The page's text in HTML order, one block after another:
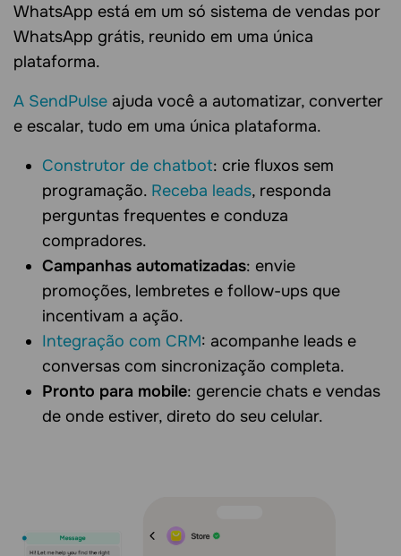
WhatsApp está em um só sistema de vendas por
WhatsApp grátis, reunido em uma única
plataforma.
A SendPulse ajuda você a automatizar, converter
e escalar, tudo em uma única plataforma.
Construtor de chatbot: crie fluxos sem
programação. Receba leads, responda
perguntas frequentes e conduza
compradores.
Campanhas automatizadas: envie
promoções, lembretes e follow-ups que
incentivam a ação.
Integração com CRM: acompanhe leads e
conversas com sincronização completa.
Pronto para mobile: gerencie chats e vendas
de onde estiver, direto do seu celular.